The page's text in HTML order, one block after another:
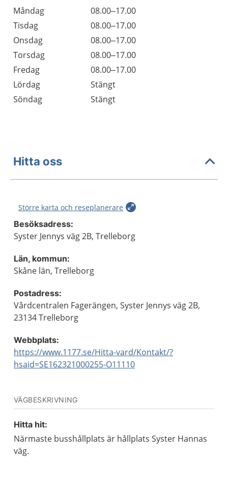
Dag
Öppettider
Kommentarer
Måndag
08.00–17.00
Tisdag
08.00–17.00
Onsdag
08.00–17.00
Torsdag
08.00–17.00
Fredag
08.00–17.00
Lördag
Stängt
Söndag
Stängt
Hitta oss
Större karta och reseplanerare
Besöksadress:
Syster Jennys väg 2B, Trelleborg
Län, kommun:
Skåne län, Trelleborg
Postadress:
Vårdcentralen Fagerängen, Syster Jennys väg 2B,
23134 Trelleborg
Webbplats:
https://www.1177.se/Hitta-vard/Kontakt/?
hsaid=SE162321000255-O11110
VÄGBESKRIVNING
Hitta hit:
Närmaste busshållplats är hållplats Syster Hannas
väg.